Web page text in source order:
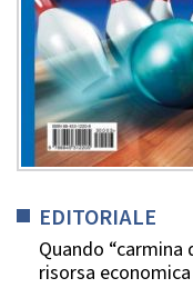
EDITORIALE
Quando
risorsa economica